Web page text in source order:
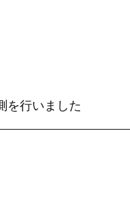
を行いました